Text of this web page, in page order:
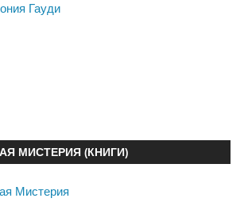
Гауди
МИСТЕРИЯ (КНИГИ)
Мистерия